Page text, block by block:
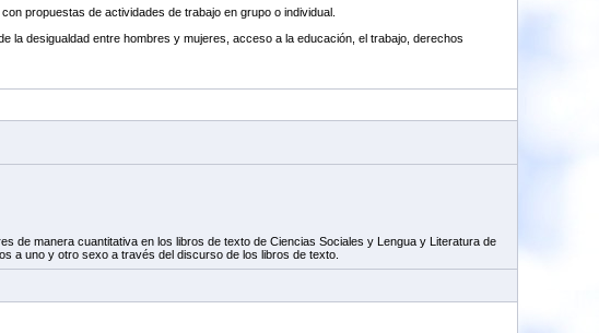
propuestas de actividades de trabajo en grupo o individual.
la desigualdad entre hombres y mujeres, acceso a la educación, el trabajo, derechos
de manera cuantitativa en los libros de texto de Ciencias Sociales y Lengua y Literatura de
a uno y otro sexo a través del discurso de los libros de texto.